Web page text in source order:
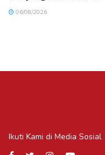
06/08/2026
Ikuti Kami di Media Sosial